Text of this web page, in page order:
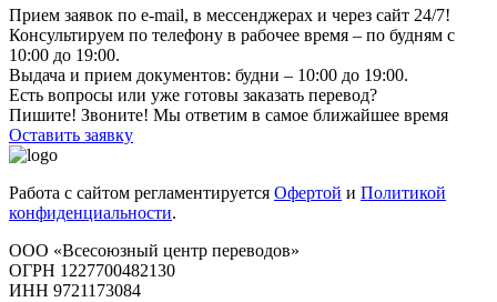
Прием заявок по e-mail, в мессенджерах и через сайт 24/7!
Консультируем по телефону в рабочее время – по будням с
10:00 до 19:00.
Выдача и прием документов: будни – 10:00 до 19:00.
Есть вопросы или уже готовы заказать перевод?
Пишите! Звоните! Мы ответим в самое ближайшее время
Оставить заявку
Работа с сайтом регламентируется Офертой и Политикой
конфиденциальности.
ООО «Всесоюзный центр переводов»
ОГРН 1227700482130
ИНН 9721173084